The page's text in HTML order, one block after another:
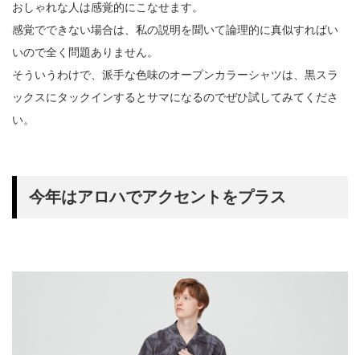
おしゃれな人は感覚的にこなせます。
感覚でできない場合は、私の説明を聞いて論理的に真似すればい
いので全く問題ありません。
そういうわけで、派手な色味のオープンカラーシャツは、黒スラ
ックスにタックインするとサマになるのでぜひ試してみてくださ
い。
今年はアロハでアクセントをプラス